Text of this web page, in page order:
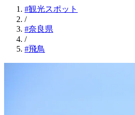
#観光スポット
/
#奈良県
/
#飛鳥